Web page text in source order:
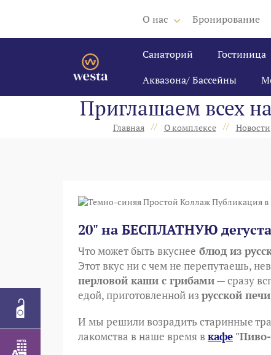
О нас Бронирование
Санаторий Гостиница
Аквазона/ Бассейны
Приглашаем всех
Главная // О комплексе // Новости
20" на БЕСПЛАТНУЮ
Что может быть вкуснее блюд из
Этот вкус ни с чем не перепутаешь,
перловой каши с грибами— сразу
едой, приготовленной из русской печи
И мы решили возрадить старинные
лакомства в наше время в кафе